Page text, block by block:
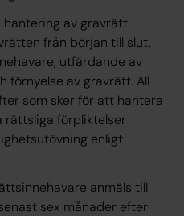
hantering av gravrätt
från början till slut,
utfärdande av
förnyelse av gravrätt. All
som sker för att hantera
rättsliga förpliktelser
enligt
anmäls till
sex månader efter